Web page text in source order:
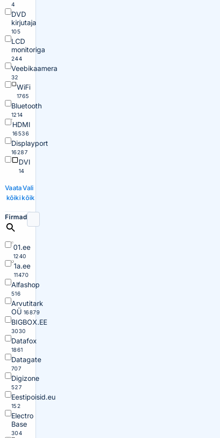
4
DVD
kirjutaja
105
LCD
monitoriga
244
Veebikaamera
32
WiFi
1765
Bluetooth
1214
HDMI
16536
Displayport
16287
DVI
14
Vaata
kõiki
Vali
kõik
Firmad
01.ee
1240
1a.ee
11470
Alfashop
516
Arvutitark
OÜ 16879
BIGBOX.EE
3030
Datafox
1861
Datagate
707
Digizone
527
Eestipoisid.eu
152
Electro
Base
304